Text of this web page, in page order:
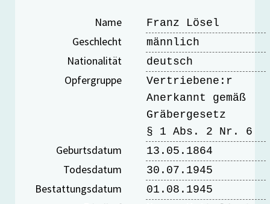
Name Franz Lösel
Geschlecht männlich
Nationalität deutsch
Opfergruppe
Vertriebene:r
Anerkannt gemäß
Gräbergesetz
§ 1 Abs. 2 Nr. 6
Geburtsdatum 13.05.1864
Todesdatum 30.07.1945
Bestattungsdatum 01.08.1945